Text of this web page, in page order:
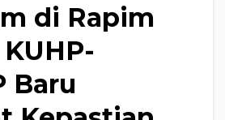
di Rapim
Baru